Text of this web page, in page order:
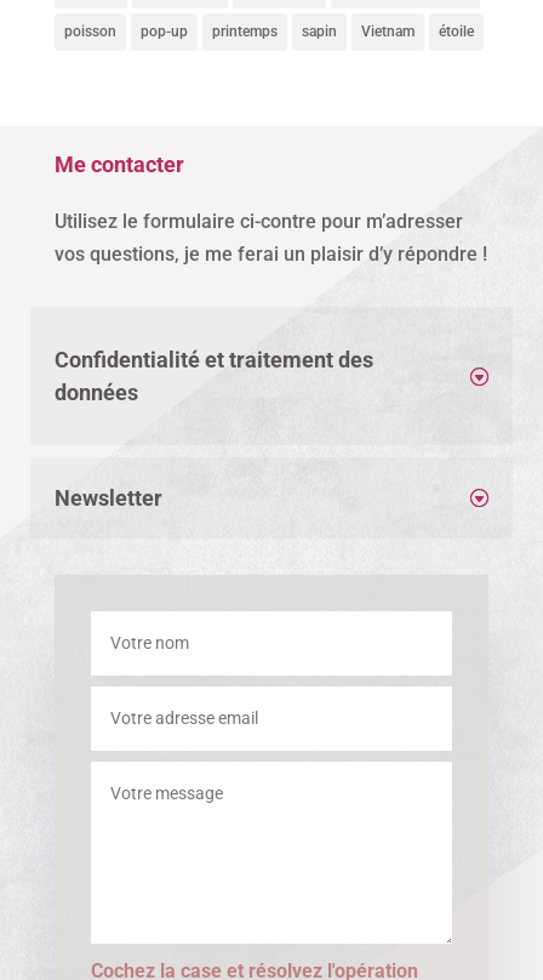
poisson pop-up printemps sapin Vietnam étoile
Me contacter
Utilisez le formulaire ci-contre pour m’adresser
vos questions, je me ferai un plaisir d’y répondre !
Confidentialité et traitement des
données
Newsletter
Cochez la case et résolvez l'opération